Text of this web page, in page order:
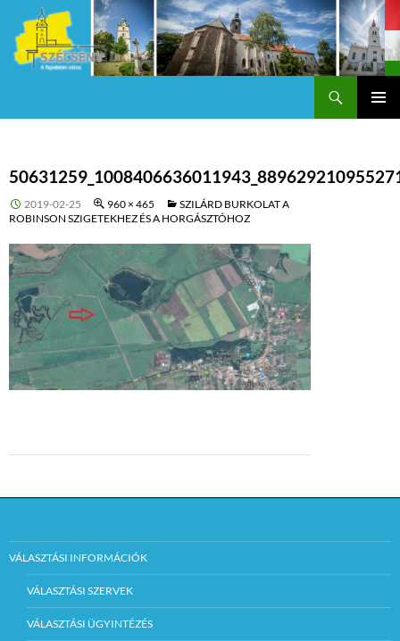
2019-02-25 960 × 465
SZILÁRD BURKOLAT A
ROBINSON SZIGETEKHEZ ÉS A HORGÁSZTÓHOZ
VÁLASZTÁSI INFORMÁCIÓK
VÁLASZTÁSI SZERVEK
VÁLASZTÁSI ÜGYINTÉZÉS